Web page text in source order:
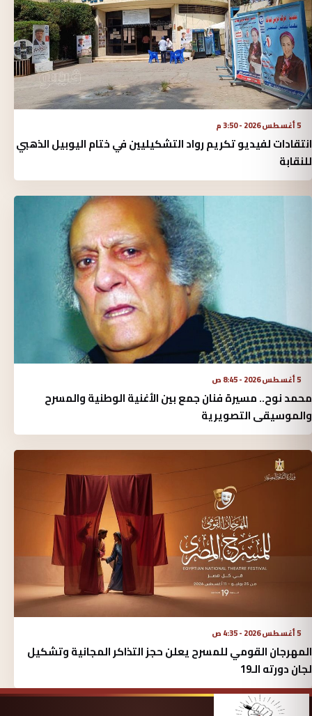
5 أغسطس 2026 - 3:50 م
انتقادات لفيديو تكريم رواد التشكيليين في ختام اليوبيل الذهبي
للنقابة
5 أغسطس 2026 - 8:45 ص
محمد نوح.. مسيرة فنان جمع بين الأغنية الوطنية والمسرح
والموسيقى التصويرية
5 أغسطس 2026 - 4:35 ص
المهرجان القومي للمسرح يعلن حجز التذاكر المجانية وتشكيل
لجان دورته الـ19